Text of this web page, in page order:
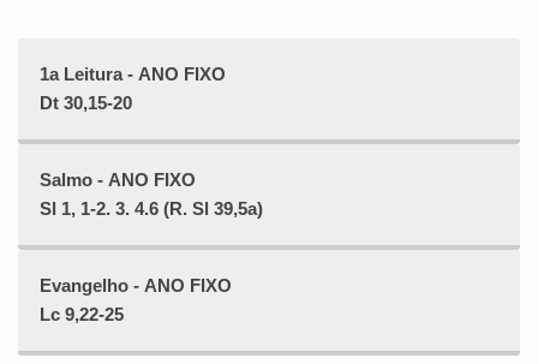
1a Leitura - ANO FIXO
Dt 30,15-20
Salmo - ANO FIXO
Sl 1, 1-2. 3. 4.6 (R. Sl 39,5a)
Evangelho - ANO FIXO
Lc 9,22-25